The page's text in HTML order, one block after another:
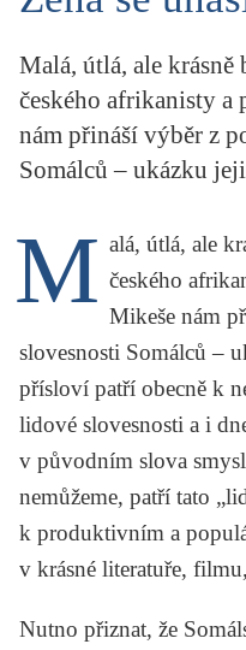
LITERATURY
KATEGORIE
Malá, útlá, ale krásně
českého afrikanisty
nám přináší výběr z
Somálců – ukázku
M alá, útlá, ale
českého
Mikeše nám
slovesnosti Somálců –
přísloví patří obecně k
lidové slovesnosti a i
v původním slova
nemůžeme, patří tato
k produktivním a
v krásné literatuře,
Nutno přiznat, že